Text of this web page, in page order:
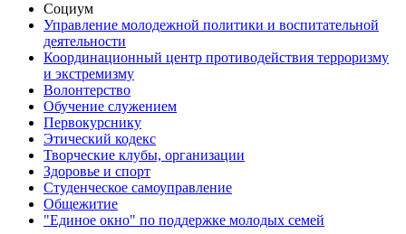
Социум
Управление молодежной политики и воспитательной
деятельности
Координационный центр противодействия терроризму
и экстремизму
Волонтерство
Обучение служением
Первокурснику
Этический кодекс
Творческие клубы, организации
Здоровье и спорт
Студенческое самоуправление
Общежитие
"Единое окно" по поддержке молодых семей